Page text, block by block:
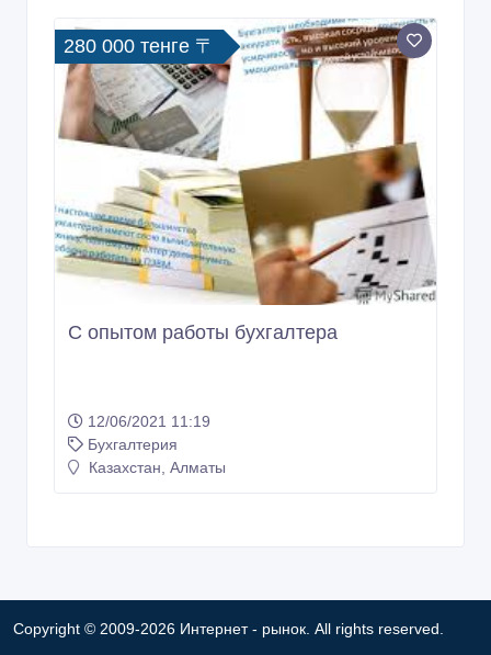
280 000 тенге 〒
С опытом работы бухгалтера
12/06/2021 11:19
Бухгалтерия
Казахстан, Алматы
Copyright © 2009-2026 Интернет - рынок. All rights reserved.